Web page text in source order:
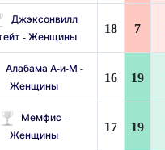
Джэксонвилл
- Женщины
18 7
Алабама А-и-М -
Женщины
16 19
Мемфис -
Женщины
17 19